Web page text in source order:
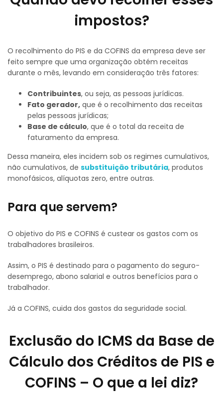
impostos?
O recolhimento do PIS e da COFINS da empresa deve ser
feito sempre que uma organização obtém receitas
durante o mês, levando em consideração três fatores:
Contribuintes, ou seja, as pessoas jurídicas.
Fato gerador, que é o recolhimento das receitas
pelas pessoas jurídicas;
Base de cálculo, que é o total da receita de
faturamento da empresa.
Dessa maneira, eles incidem sob os regimes cumulativos,
não cumulativos, de substituição tributária, produtos
monofásicos, alíquotas zero, entre outras.
Para que servem?
O objetivo do PIS e COFINS é custear os gastos com os
trabalhadores brasileiros.
Assim, o PIS é destinado para o pagamento do seguro-
desemprego, abono salarial e outros benefícios para o
trabalhador.
Já a COFINS, cuida dos gastos da seguridade social.
Exclusão do ICMS da Base de
Cálculo dos Créditos de PIS e
COFINS – O que a lei diz?